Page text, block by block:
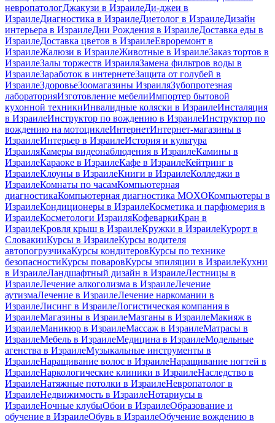
невропатологДжакузи в ИзраилеДи-джеи в
ИзраилеДиагностика в ИзраилеДиетолог в ИзраилеДизайн
интерьера в ИзраилеДни Рождения в ИзраилеДоставка еды в
ИзраилеДоставка цветов в ИзраилеЕвроремонт в
ИзраилеЖалюзи в ИзраилеЖивотные в ИзраилеЗаказ тортов в
ИзраилеЗалы торжеств ИзраиляЗамена фильтров воды в
ИзраилеЗаработок в интернетеЗащита от голубей в
ИзраилеЗдоровьеЗоомагазины ИзраиляЗубопротезная
лабораторияИзготовление мебелиИмпортер бытовой
кухонной техникиИнвалидные коляски в ИзраилеИнсталяция
в ИзраилеИнструктор по вождению в ИзраилеИнструктор по
вождению на мотоциклеИнтернетИнтернет-магазины в
ИзраилеИнтерьер в ИзраилеИстория и культура
ИзраиляКамеры видеонаблюдения в ИзраилеКамины в
ИзраилеКараоке в ИзраилеКафе в ИзраилеКейтринг в
ИзраилеКлоуны в ИзраилеКниги в ИзраилеКолледжи в
ИзраилеКомнаты по часамКомпьютерная
диагностикаКомпьютерная диагностика MOXOКомпьютеры в
ИзраилеКондиционеры в ИзраилеКосметика и парфюмерия в
ИзраилеКосметологи ИзраиляКофеваркиКран в
ИзраилеКровля крыш в ИзраилеКружки в ИзраилеКурорт в
СловакииКурсы в ИзраилеКурсы водителя
автопогрузчикаКурсы кондитеровКурсы по технике
безопасностиКурсы поваровКурсы эпиляции в ИзраилеКухни
в ИзраилеЛандшафтный дизайн в ИзраилеЛестницы в
ИзраилеЛечение алкоголизма в ИзраилеЛечение
аутизмаЛечение в ИзраилеЛечение наркомании в
ИзраилеЛисинг в ИзраилеЛогистическая компания в
ИзраилеМагазины в ИзраилеМазганы в ИзраилеМакияж в
ИзраилеМаникюр в ИзраилеМассаж в ИзраилеМатрасы в
ИзраилеМебель в ИзраилеМедицина в ИзраилеМодельные
агенства в ИзраилеМузыкальные инструменты в
ИзраилеНаращивание волос в ИзраилеНаращивание ногтей в
ИзраилеНаркологические клиники в ИзраилеНаследство в
ИзраилеНатяжные потолки в ИзраилеНевропатолог в
ИзраилеНедвижимость в ИзраилеНотариусы в
ИзраилеНочные клубыОбои в ИзраилеОбразование и
обучение в ИзраилеОбувь в ИзраилеОбучение вождению в